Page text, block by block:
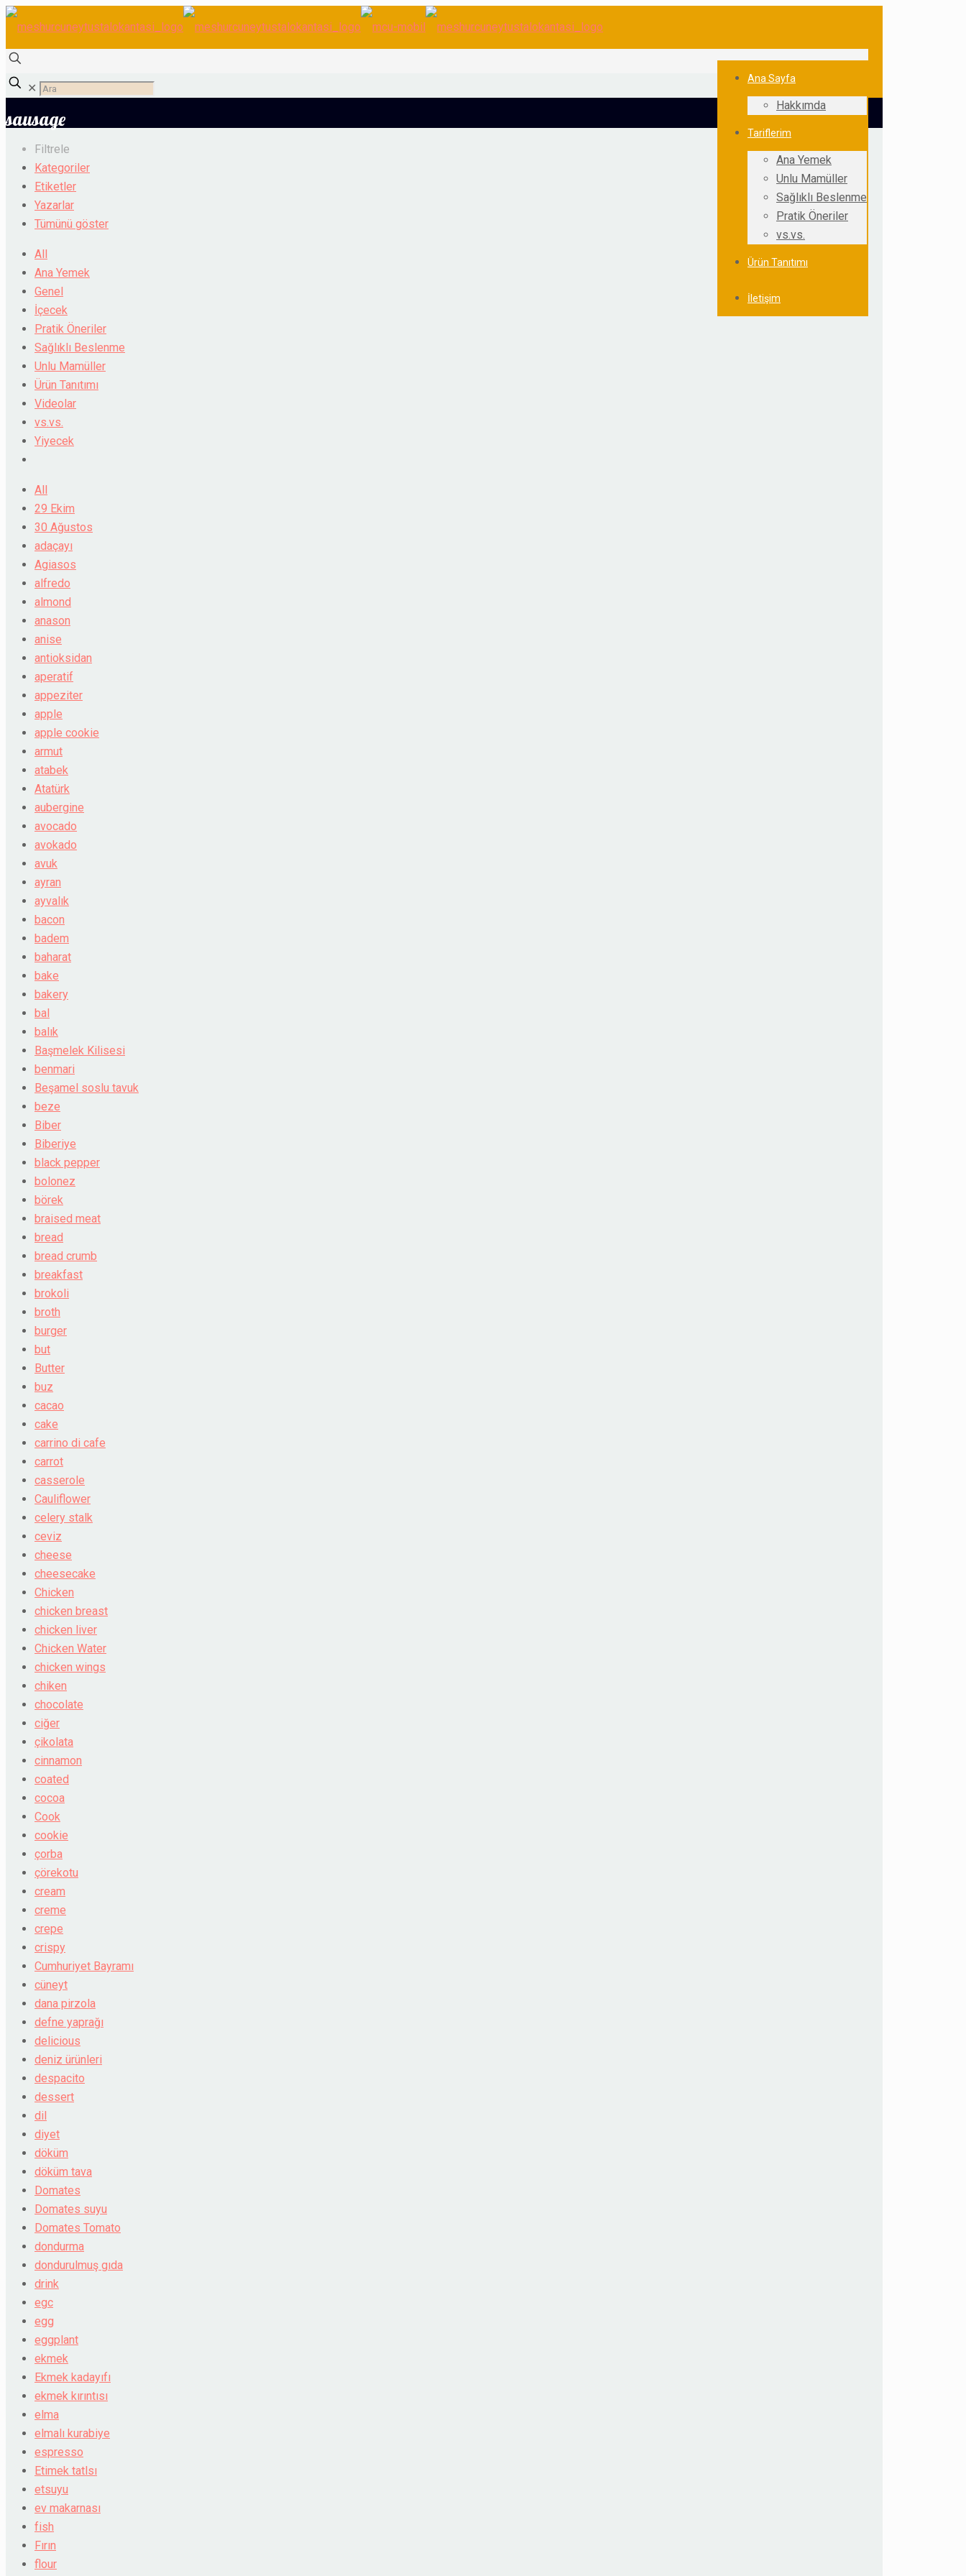
Ana Sayfa
Hakkımda
Tariflerim
Ana Yemek
Unlu Mamüller
Sağlıklı Beslenme
Pratik Öneriler
vs.vs.
Ürün Tanıtımı
İletişim
✕
sausage
Filtrele
Kategoriler
Etiketler
Yazarlar
Tümünü göster
All
Ana Yemek
Genel
İçecek
Pratik Öneriler
Sağlıklı Beslenme
Unlu Mamüller
Ürün Tanıtımı
Videolar
vs.vs.
Yiyecek
All
29 Ekim
30 Ağustos
adaçayı
Agiasos
alfredo
almond
anason
anise
antioksidan
aperatif
appeziter
apple
apple cookie
armut
atabek
Atatürk
aubergine
avocado
avokado
avuk
ayran
ayvalık
bacon
badem
baharat
bake
bakery
bal
balık
Başmelek Kilisesi
benmari
Beşamel soslu tavuk
beze
Biber
Biberiye
black pepper
bolonez
börek
braised meat
bread
bread crumb
breakfast
brokoli
broth
burger
but
Butter
buz
cacao
cake
carrino di cafe
carrot
casserole
Cauliflower
celery stalk
ceviz
cheese
cheesecake
Chicken
chicken breast
chicken liver
Chicken Water
chicken wings
chiken
chocolate
ciğer
çikolata
cinnamon
coated
cocoa
Cook
cookie
çorba
çörekotu
cream
creme
crepe
crispy
Cumhuriyet Bayramı
cüneyt
dana pirzola
defne yaprağı
delicious
deniz ürünleri
despacito
dessert
dil
diyet
döküm
döküm tava
Domates
Domates suyu
Domates Tomato
dondurma
dondurulmuş gıda
drink
egc
egg
eggplant
ekmek
Ekmek kadayıfı
ekmek kırıntısı
elma
elmalı kurabiye
espresso
Etimek tatlsı
etsuyu
ev makarnası
fish
Fırın
flour